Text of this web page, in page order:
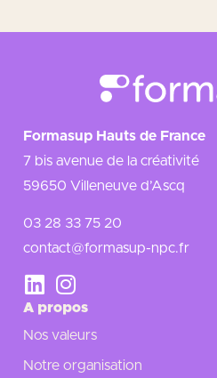
Formasup Hauts de France
7 bis avenue de la créativité
59650 Villeneuve d’Ascq
03 28 33 75 20
contact@formasup-npc.fr
A propos
Nos valeurs
Notre organisation